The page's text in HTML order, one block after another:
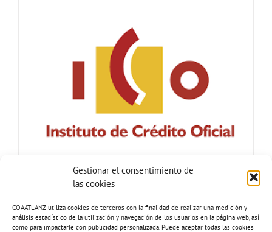
Gestionar el consentimiento de
las cookies
COAATLANZ utiliza cookies de terceros con la finalidad de realizar una medición y
análisis estadístico de la utilización y navegación de los usuarios en la página web, así
como para impactarle con publicidad personalizada. Puede aceptar todas las cookies